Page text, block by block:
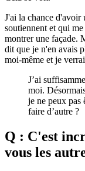
J'ai la chance d'avoir
soutiennent et qui
montrer une façade.
dit que je n'en avais
moi-même et je
J’ai
moi.
je ne peux pas
faire d’autre ?
Q : C'est
vous les